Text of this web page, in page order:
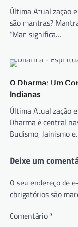
Última Atualização
são mantras?
“Man significa…
O Dharma: Um
Indianas
Última Atualização
Dharma é central
Budismo, Jainismo
Deixe um
O seu endereço de
obrigatórios são
Comentário *